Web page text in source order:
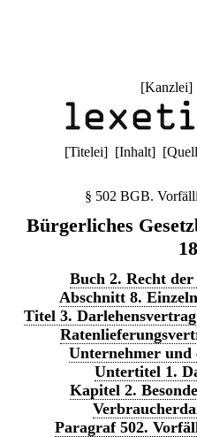
[Kanzlei]
[Titelei] [Inhalt] [
§ 502 BGB.
Bürgerliches
Buch 2. Recht
Abschnitt 8.
Titel 3.
Unternehmer und
Untertitel 1.
Kapitel 2.
Paragraf 502.